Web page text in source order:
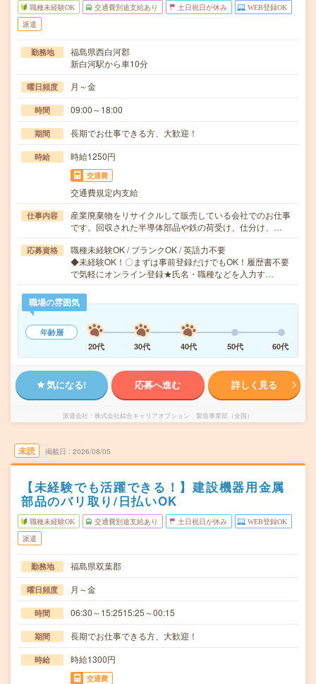
職種未経験OK 交通費別途支給あり 土日祝日が休み WEB登録OK
派遣
勤務地
福島県西白河郡
新白河駅から車10分
曜日頻度 月～金
時間 09:00～18:00
期間 長期でお仕事できる方、大歓迎！
時給 時給1250円
交通費
交通費規定内支給
仕事内容
産業廃棄物をリサイクルして販売している会社でのお仕事
です。回収された半導体部品や鉄の荷受け、仕分け、…
応募資格
職種未経験OK / ブランクOK / 英語力不要
◆未経験OK！〇まずは事前登録だけでもOK！履歴書不要
で気軽にオンライン登録★氏名・職種などを入力す…
職場の雰囲気
年齢層
20代
30代 40代 50代 60代
気になる! 応募へ進む 詳しく見る
派遣会社 株式会社綜合キャリアオプション 製造事業部（全国）
未読 掲載日 2026/08/05
【未経験でも活躍できる！】建設機器用金属
部品のバリ取り/日払いOK
職種未経験OK 交通費別途支給あり 土日祝日が休み WEB登録OK
派遣
勤務地 福島県双葉郡
曜日頻度 月～金
時間 06:30～15:2515:25～00:15
期間 長期でお仕事できる方、大歓迎！
時給 時給1300円
交通費